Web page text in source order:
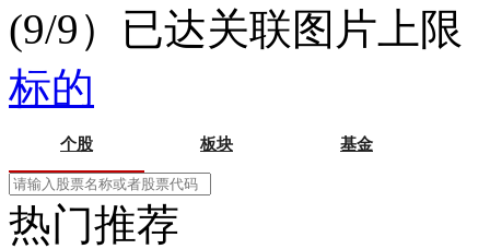
(9/9）已达关联图片上限
标的
个股 板块 基金
热门推荐